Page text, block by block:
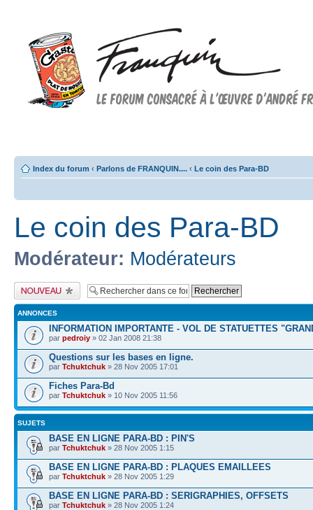
Index du forum ‹ Parlons de FRANQUIN.... ‹ Le coin des Para-BD
Le coin des Para-BD
Modérateur: Modérateurs
Publier un nouveau
sujet
ANNONCES
INFORMATION IMPORTANTE - VOL DE STATUETTES
par pedroiy » 02 Jan 2008 21:38
Questions sur les bases en ligne.
par Tchuktchuk » 28 Nov 2005 17:01
Fiches Para-Bd
par Tchuktchuk » 10 Nov 2005 11:56
SUJETS
BASE EN LIGNE PARA-BD : PIN'S
par Tchuktchuk » 28 Nov 2005 1:15
BASE EN LIGNE PARA-BD : PLAQUES EMAILLEES
par Tchuktchuk » 28 Nov 2005 1:29
BASE EN LIGNE PARA-BD : SERIGRAPHIES, OFFSETS
par Tchuktchuk » 28 Nov 2005 1:24